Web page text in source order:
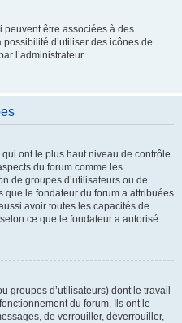
peuvent être associées à des
d’utiliser des icônes de
l’administrateur.
ont le plus haut niveau de contrôle
du forum comme les
de groupes d’utilisateurs ou de
que le fondateur du forum a attribuées
avoir toutes les capacités de
ce que le fondateur a autorisé.
groupes d’utilisateurs) dont le travail
du forum. Ils ont le
de verrouiller, déverrouiller,